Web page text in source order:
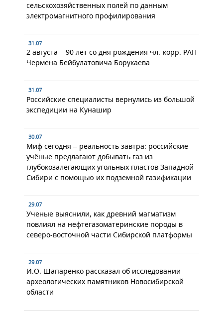
сельскохозяйственных полей по данным
электромагнитного профилирования
31.07
2 августа – 90 лет со дня рождения чл.-корр. РАН
Чермена Бейбулатовича Борукаева
31.07
Российские специалисты вернулись из большой
экспедиции на Кунашир
30.07
Миф сегодня – реальность завтра: российские
учёные предлагают добывать газ из
глубокозалегающих угольных пластов Западной
Сибири с помощью их подземной газификации
29.07
Ученые выяснили, как древний магматизм
повлиял на нефтегазоматеринские породы в
северо-восточной части Сибирской платформы
29.07
И.О. Шапаренко рассказал об исследовании
археологических памятников Новосибирской
области